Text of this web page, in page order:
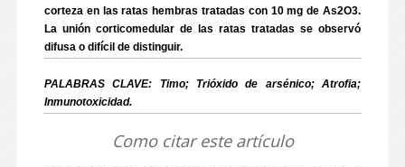
corteza en las ratas hembras tratadas con 10 mg de As2O3.
La unión corticomedular de las ratas tratadas se observó
difusa o difícil de distinguir.
PALABRAS CLAVE: Timo; Trióxido de arsénico; Atrofia;
Inmunotoxicidad.
Como citar este artículo